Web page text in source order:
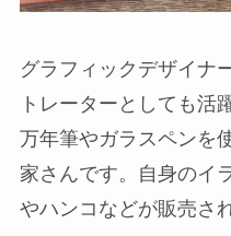
グラフィックデザイナ
トレーターとしても活
万年筆やガラスペンを
家さんです。自身のイ
やハンコなどが販売さ